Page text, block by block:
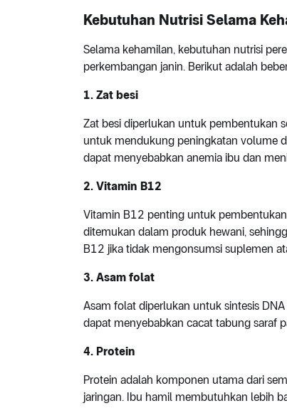
Kebutuhan Nutrisi Selama
Selama kehamilan, kebutuhan nutrisi
perkembangan janin. Berikut adalah
1. Zat besi
Zat besi diperlukan untuk pembentukan
untuk mendukung peningkatan volume
dapat menyebabkan anemia ibu dan
2. Vitamin B12
Vitamin B12 penting untuk
ditemukan dalam produk hewani,
B12 jika tidak mengonsumsi suplemen
3. Asam folat
Asam folat diperlukan untuk sintesis
dapat menyebabkan cacat tabung saraf
4. Protein
Protein adalah komponen utama dari
jaringan. Ibu hamil membutuhkan lebih